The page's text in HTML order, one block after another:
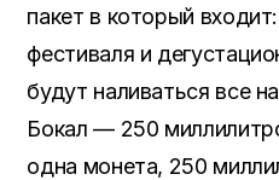
пакет в который
фестиваля и
будут наливаться все
Бокал — 250
одна монета, 250